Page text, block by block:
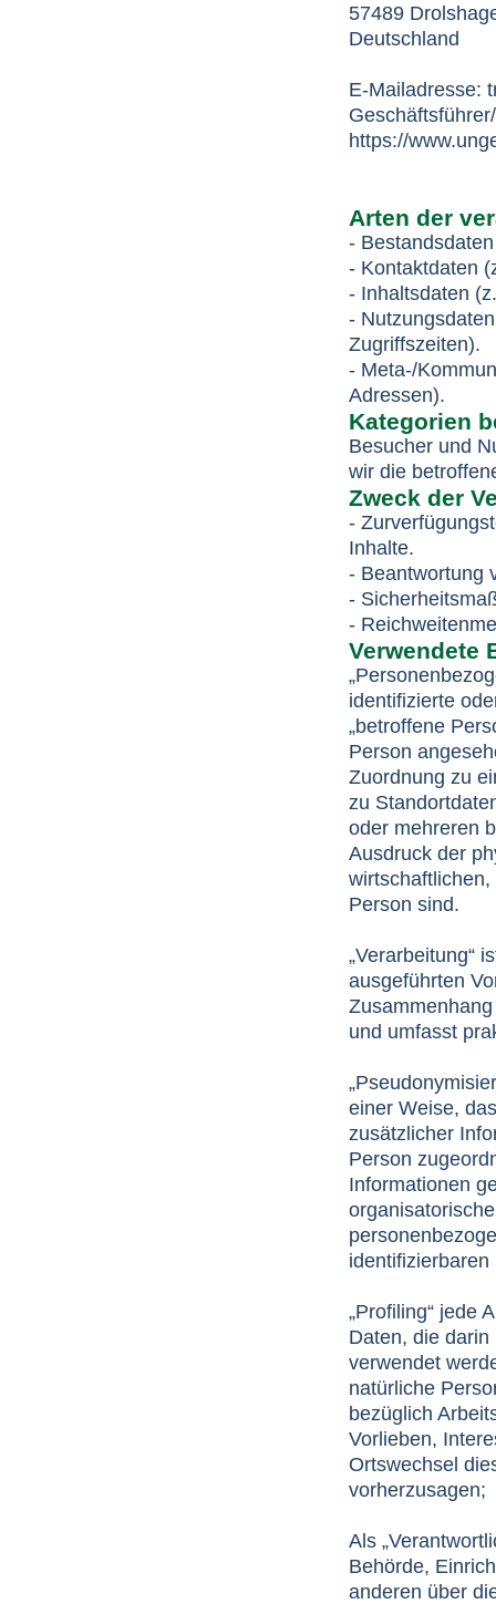
57489
Deutschland
E-Mailadresse:
https://
Arten der
-
- Kontaktdaten
- Inhaltsdaten
-
Zugriffszeiten).
- Meta-/
Adressen).
Kategorien
Besucher und
wir die
Zweck der
-
Inhalte.
- Beantwortung
-
-
Verwendete
identifizierte
„betroffene
Person
Zuordnung zu
zu
oder mehreren
Ausdruck der
Person sind.
„Verarbeitung“
ausgeführten
und umfasst
einer Weise,
zusätzlicher
Person
Informationen
„Profiling“ jede
Daten, die
verwendet
natürliche
bezüglich
Vorlieben,
Ortswechsel
vorherzusagen;
Als
Behörde,
anderen über